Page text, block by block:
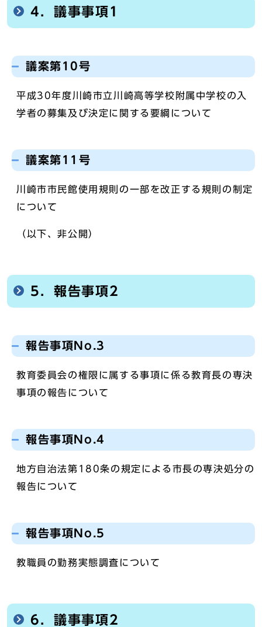
4．議事事項1
議案第10号
平成30年度川崎市立川崎高等学校附属中学校の入
学者の募集及び決定に関する要綱について
議案第11号
川崎市市民館使用規則の一部を改正する規則の制定
について
（以下、非公開）
5．報告事項2
報告事項No.3
教育委員会の権限に属する事項に係る教育長の専決
事項の報告について
報告事項No.4
地方自治法第180条の規定による市長の専決処分の
報告について
報告事項No.5
教職員の勤務実態調査について
6．議事事項2